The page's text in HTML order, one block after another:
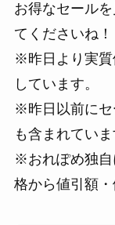
お得なセール
てくださいね！
※昨日より実質
しています。
※昨日以前にセ
も含まれていま
※おれぽめ独自
格から値引額・